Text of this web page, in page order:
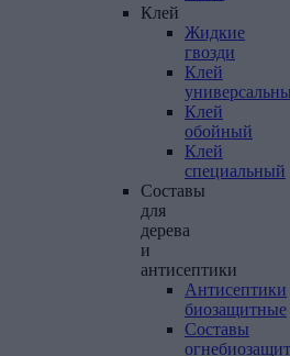
Клей
Жидкие
гвозди
Клей
Клей
обойный
Клей
специальный
Составы
для
дерева
и
антисептики
Антисептики
биозащитные
Составы